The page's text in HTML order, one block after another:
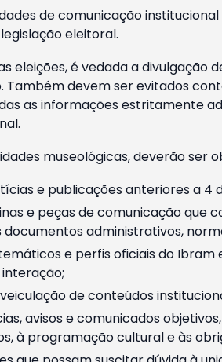
de comunicação
eleitoral.
eleições, é vedada a
Também devem ser evitados
as informações estritamente
museológicas, deverão ser
e publicações anteriores a 4
e peças de comunicação que
administrativos,
e perfis oficiais do Ibram
de conteúdos
avisos e comunicados
à programação cultural e às